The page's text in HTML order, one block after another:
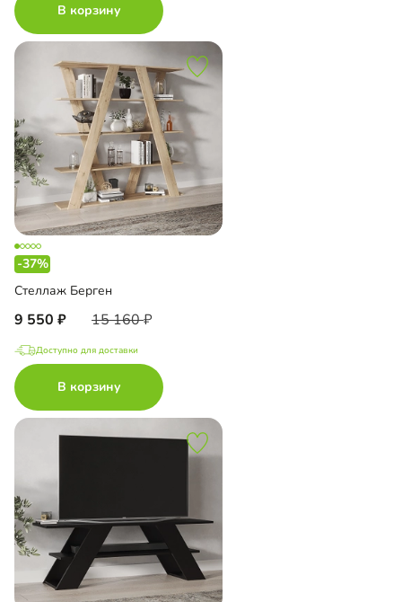
В корзину
-37%
Стеллаж Берген
9 550 15 160
Доступно для доставки
В корзину